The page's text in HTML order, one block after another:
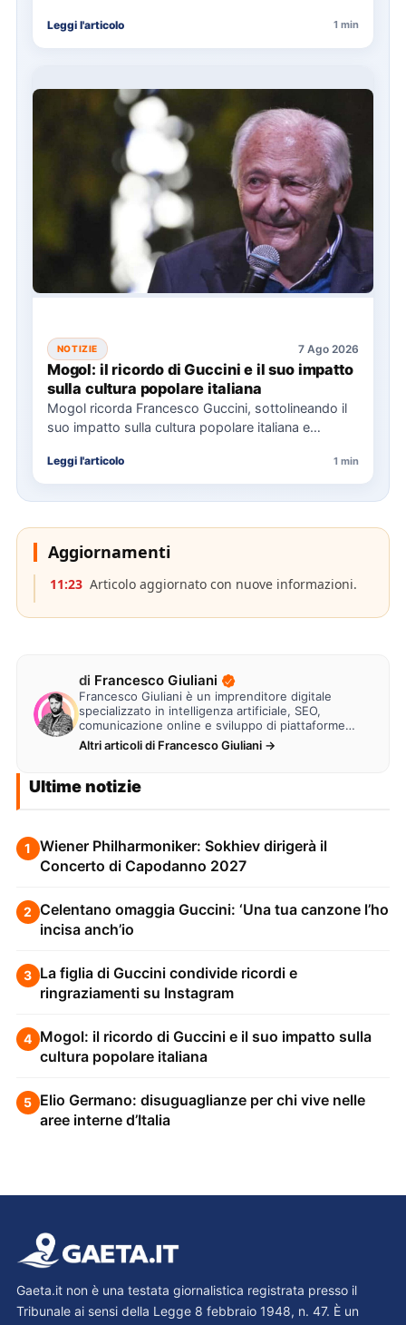
Leggi l'articolo 1 min
NOTIZIE 7 Ago 2026
Mogol: il ricordo di Guccini e il suo impatto
sulla cultura popolare italiana
Mogol ricorda Francesco Guccini, sottolineando il
suo impatto sulla cultura popolare italiana e
Leggi l'articolo 1 min
Aggiornamenti
11:23 Articolo aggiornato con nuove informazioni.
di Francesco Giuliani
Francesco Giuliani è un imprenditore digitale
specializzato in intelligenza artificiale, SEO,
comunicazione online e sviluppo di piattaforme
web. Lavora alla creazione di…
Altri articoli di Francesco Giuliani →
Ultime notizie
1
Wiener Philharmoniker: Sokhiev dirigerà il
Concerto di Capodanno 2027
2 Celentano omaggia Guccini: ‘Una tua canzone l’ho
incisa anch’io
3 La figlia di Guccini condivide ricordi e
ringraziamenti su Instagram
4 Mogol: il ricordo di Guccini e il suo impatto sulla
cultura popolare italiana
5 Elio Germano: disuguaglianze per chi vive nelle
aree interne d’Italia
Gaeta.it non è una testata giornalistica registrata presso il
Tribunale ai sensi della Legge 8 febbraio 1948, n. 47. È un